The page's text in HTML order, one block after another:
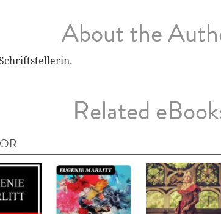
About the
Related